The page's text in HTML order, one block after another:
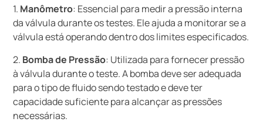
1. Manômetro: Essencial para medir a pressão interna
da válvula durante os testes. Ele ajuda a monitorar se a
válvula está operando dentro dos limites especificados.
2. Bomba de Pressão: Utilizada para fornecer pressão
à válvula durante o teste. A bomba deve ser adequada
para o tipo de fluido sendo testado e deve ter
capacidade suficiente para alcançar as pressões
necessárias.